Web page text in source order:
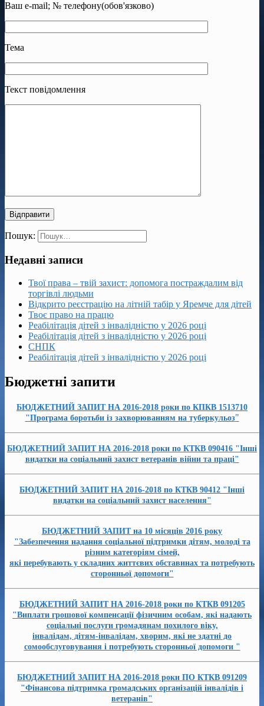
Ваш e-mail; № телефону(обов'язково)
Тема
Текст повідомлення
Пошук:
Недавні записи
Твої права – твій захист: допомога постраждалим від
торгівлі людьми
Відкрито реєстрацію на літній табір у Яремче для дітей
Твоє право на працю
Реабілітація дітей з інвалідністю у 2026 році
Реабілітація дітей з інвалідністю у 2026 році
СНПК
Реабілітація дітей з інвалідністю у 2026 році
Бюджетні запити
БЮДЖЕТНИЙ ЗАПИТ НА 2016-2018 роки по КПКВ 1513710
"Програма боротьби із захворюванням на туберкульоз"
БЮДЖЕТНИЙ ЗАПИТ НА 2016-2018 роки по КТКВ 090416 "Інші
видатки на соціальний захист ветеранів війни та праці"
БЮДЖЕТНИЙ ЗАПИТ НА 2016-2018 по КТКВ 90412 "Інші
видатки на соціальний захист населення"
БЮДЖЕТНИЙ ЗАПИТ на 10 місяців 2016 року
"Забезпечення надання соціальної підтримки дітям, молоді та
різним категоріям сімей,
які перебувають у складних життєвих обставинах та потребують
сторонньої допомоги"
БЮДЖЕТНИЙ ЗАПИТ НА 2016-2018 роки по КТКВ 091205
"Виплати грошової компенсації фізичним особам, які надають
соціальні послуги громадянам похилого віку,
інвалідам, дітям-інвалідам, хворим, які не здатні до
сомообслуговування і потребують сторонньої допомоги "
БЮДЖЕТНИЙ ЗАПИТ НА 2016-2018 роки ПО КТКВ 091209
"Фінансова підтримка громадських організацій інвалідів і
ветеранів"